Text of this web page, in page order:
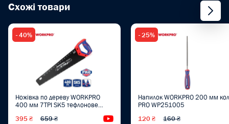
Схожі товари
- 40%
Ножівка по дереву WORKPRO
400 мм 7TPI SK5 тефлонове
395 ₴ 659 ₴ Відеоогляд
- 25%
Напилок WORKPRO 200 мм
PRO WP251005
120 ₴ 160 ₴